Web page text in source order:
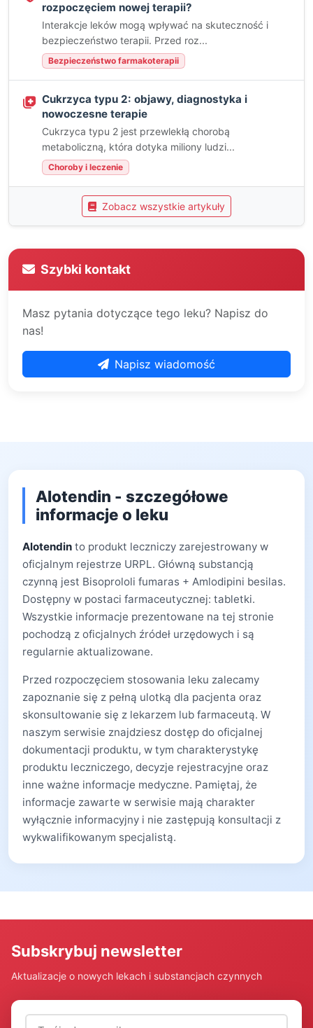
rozpoczęciem nowej terapii?
Interakcje leków mogą wpływać na skuteczność i
bezpieczeństwo terapii. Przed roz...
Bezpieczeństwo farmakoterapii
Cukrzyca typu 2: objawy, diagnostyka i
nowoczesne terapie
Cukrzyca typu 2 jest przewlekłą chorobą
metaboliczną, która dotyka miliony ludzi...
Choroby i leczenie
Zobacz wszystkie artykuły
Szybki kontakt
Masz pytania dotyczące tego leku? Napisz do
nas!
Napisz wiadomość
Alotendin - szczegółowe
informacje o leku
Alotendin to produkt leczniczy zarejestrowany w
oficjalnym rejestrze URPL. Główną substancją
czynną jest Bisoprololi fumaras + Amlodipini besilas.
Dostępny w postaci farmaceutycznej: tabletki.
Wszystkie informacje prezentowane na tej stronie
pochodzą z oficjalnych źródeł urzędowych i są
regularnie aktualizowane.
Przed rozpoczęciem stosowania leku zalecamy
zapoznanie się z pełną ulotką dla pacjenta oraz
skonsultowanie się z lekarzem lub farmaceutą. W
naszym serwisie znajdziesz dostęp do oficjalnej
dokumentacji produktu, w tym charakterystykę
produktu leczniczego, decyzje rejestracyjne oraz
inne ważne informacje medyczne. Pamiętaj, że
informacje zawarte w serwisie mają charakter
wyłącznie informacyjny i nie zastępują konsultacji z
wykwalifikowanym specjalistą.
Subskrybuj newsletter
Aktualizacje o nowych lekach i substancjach czynnych
Adres email (wymagany)